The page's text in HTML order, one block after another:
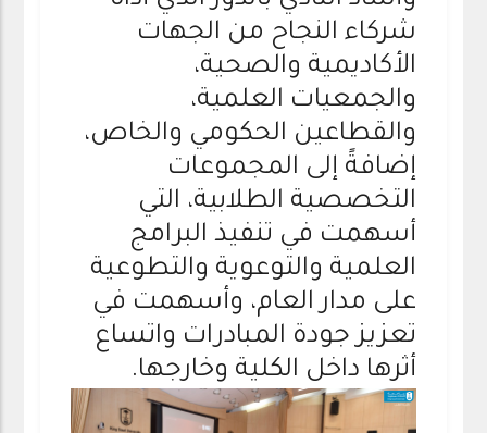
شركاء النجاح من الجهات
الأكاديمية والصحية،
والجمعيات العلمية،
والقطاعين الحكومي والخاص،
إضافةً إلى المجموعات
التخصصية الطلابية، التي
أسهمت في تنفيذ البرامج
العلمية والتوعوية والتطوعية
على مدار العام، وأسهمت في
تعزيز جودة المبادرات واتساع
أثرها داخل الكلية وخارجها.